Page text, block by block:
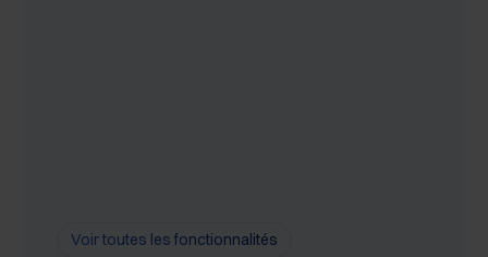
Voir toutes les fonctionnalités